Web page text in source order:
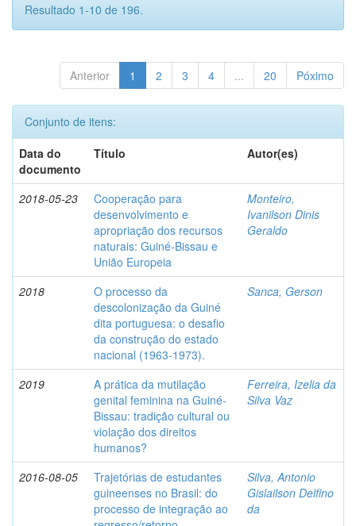
Resultado 1-10 de 196.
Anterior 1 2 3 4 ... 20 Póximo
Conjunto de itens:
Data do
documento
Título Autor(es)
2018-05-23
Cooperação para
desenvolvimento e
apropriação dos recursos
naturais: Guiné-Bissau e
União Europeia
Monteiro,
Ivanilson Dinis
Geraldo
2018
O processo da
descolonização da Guiné
dita portuguesa: o desafio
da construção do estado
nacional (1963-1973).
Sanca, Gerson
2019
A prática da mutilação
genital feminina na Guiné-
Bissau: tradição cultural ou
violação dos direitos
humanos?
Ferreira, Izelia da
Silva Vaz
2016-08-05
Trajetórias de estudantes
guineenses no Brasil: do
processo de integração ao
Silva, Antonio
Gislailson Delfino
da